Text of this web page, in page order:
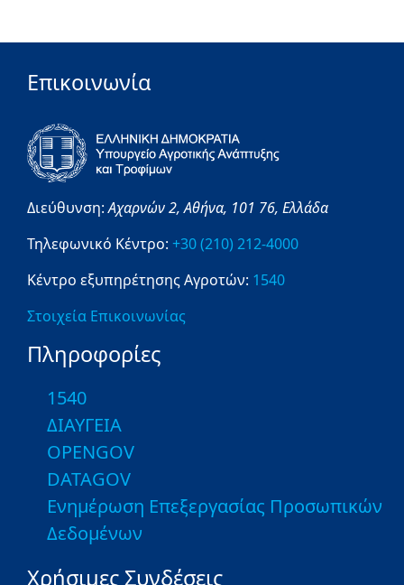
Επικοινωνία
Διεύθυνση:Αχαρνών 2,Αθήνα, 101 76, Ελλάδα
Τηλεφωνικό Κέντρο: +30 (210) 212-4000
Κέντρο εξυπηρέτησης Αγροτών: 1540
Στοιχεία Επικοινωνίας
Πληροφορίες
1540
ΔΙΑΥΓΕΙΑ
OPENGOV
DATAGOV
Ενημέρωση Επεξεργασίας Προσωπικών
Δεδομένων
Χρήσιμες Συνδέσεις